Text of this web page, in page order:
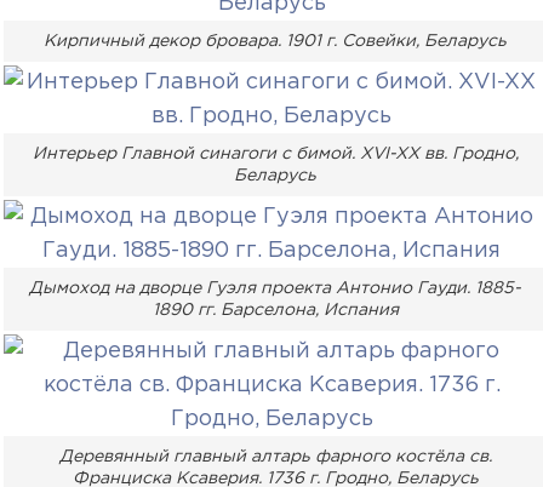
Кирпичный декор бровара. 1901 г. Совейки, Беларусь
Интерьер Главной синагоги с бимой. XVI-XX вв. Гродно,
Беларусь
Дымоход на дворце Гуэля проекта Антонио Гауди. 1885-
1890 гг. Барселона, Испания
Деревянный главный алтарь фарного костёла св.
Франциска Ксаверия. 1736 г. Гродно, Беларусь